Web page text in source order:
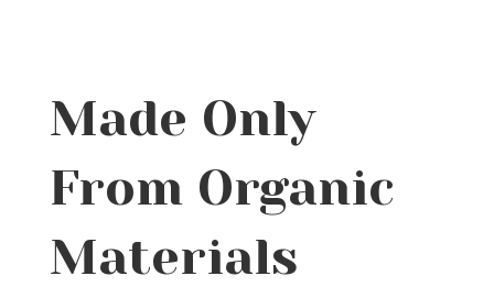
Made Only
From Organic
Materials